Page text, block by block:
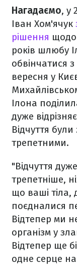
Нагадаємо, у
Іван Хом'ячук
рішення щодо
років шлюбу
обвінчатися
вересня у
Ілона
дуже
Відчуття
трепетними.
"Відчуття
трепетніше,
що ваші тіла,
поєдналися
Відтепер ми
організм у
Відтепер ще
одне серце